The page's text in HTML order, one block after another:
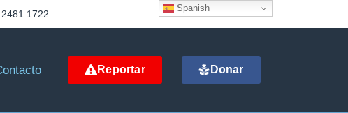
1722
Reportar Donar
Spanish